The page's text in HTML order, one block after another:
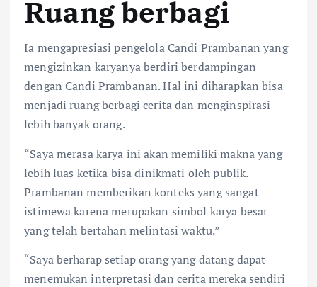
Ruang berbagi
Ia mengapresiasi pengelola Candi Prambanan yang
mengizinkan karyanya berdiri berdampingan
dengan Candi Prambanan. Hal ini diharapkan bisa
menjadi ruang berbagi cerita dan menginspirasi
lebih banyak orang.
“Saya merasa karya ini akan memiliki makna yang
lebih luas ketika bisa dinikmati oleh publik.
Prambanan memberikan konteks yang sangat
istimewa karena merupakan simbol karya besar
yang telah bertahan melintasi waktu.”
“Saya berharap setiap orang yang datang dapat
menemukan interpretasi dan cerita mereka sendiri